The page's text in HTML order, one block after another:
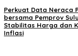
Perkuat Data Neraca
bersama Pemprov
Stabilitas Harga dan
Inflasi